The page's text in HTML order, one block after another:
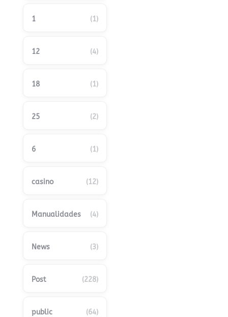
1 (1)
12 (4)
18 (1)
25 (2)
6 (1)
casino (12)
Manualidades (4)
News (3)
Post (228)
public (64)